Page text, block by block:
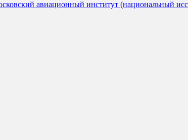
авиационный институт (национальный